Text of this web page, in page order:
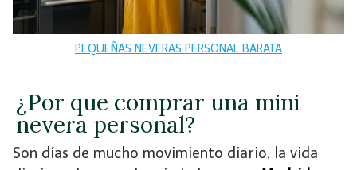
PEQUEÑAS NEVERAS PERSONAL BARATA
¿Por que comprar una mini
nevera personal?
Son días de mucho movimiento diario, la vida